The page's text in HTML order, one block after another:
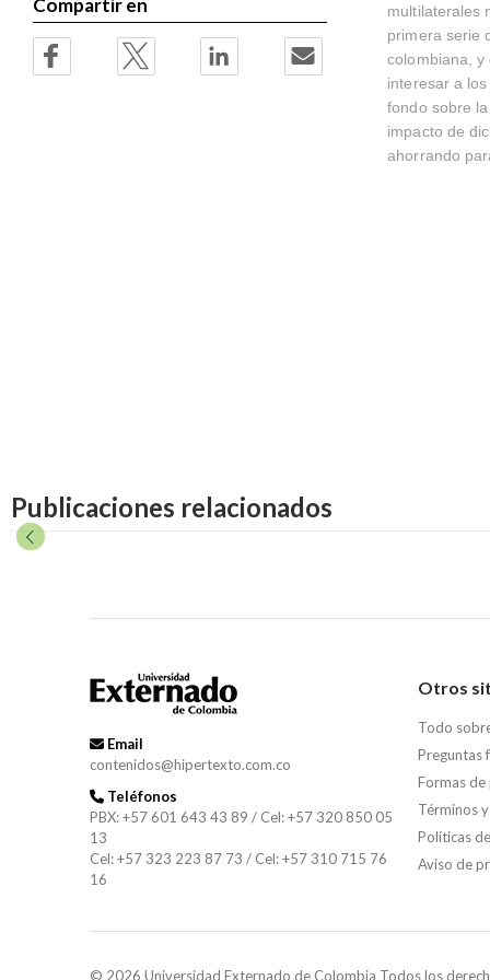
multilaterales
primera serie
colombiana, y
interesar a
fondo sobre
impacto de
ahorrando
Compartir en
Publicaciones relacionados
Email
contenidos@hipertexto.com.co
Teléfonos
PBX: +57 601 643 43 89 / Cel: +57 320 850 05
13
Cel: +57 323 223 87 73 / Cel: +57 310 715 76
16
Otros
Todo
Preguntas
Formas de
Términos
Políticas
Aviso de
© 2026 Universidad Externado de Colombia Todos los